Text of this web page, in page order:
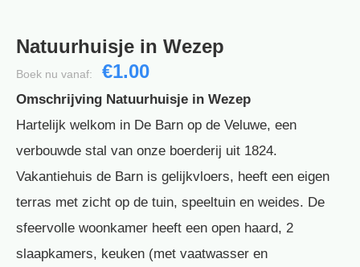
Natuurhuisje in Wezep
Boek nu vanaf: €1.00
Omschrijving Natuurhuisje in Wezep
Hartelijk welkom in De Barn op de Veluwe, een
verbouwde stal van onze boerderij uit 1824.
Vakantiehuis de Barn is gelijkvloers, heeft een eigen
terras met zicht op de tuin, speeltuin en weides. De
sfeervolle woonkamer heeft een open haard, 2
slaapkamers, keuken (met vaatwasser en